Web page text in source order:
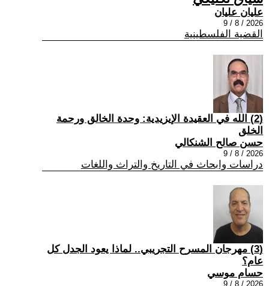
عليان عليان
2026 / 8 / 9
القضية الفلسطينية
(2) الله في العقيدة الإيزيدية: وحدة الخالق ورحمة
الخلق
حسن صالح الشنكالي
2026 / 8 / 9
دراسات وابحاث في التاريخ والتراث واللغات
(3) مهرجان المسرح التجريبي.. لماذا يعود الجدل كل
عام؟
حسام موسي
2026 / 8 / 9